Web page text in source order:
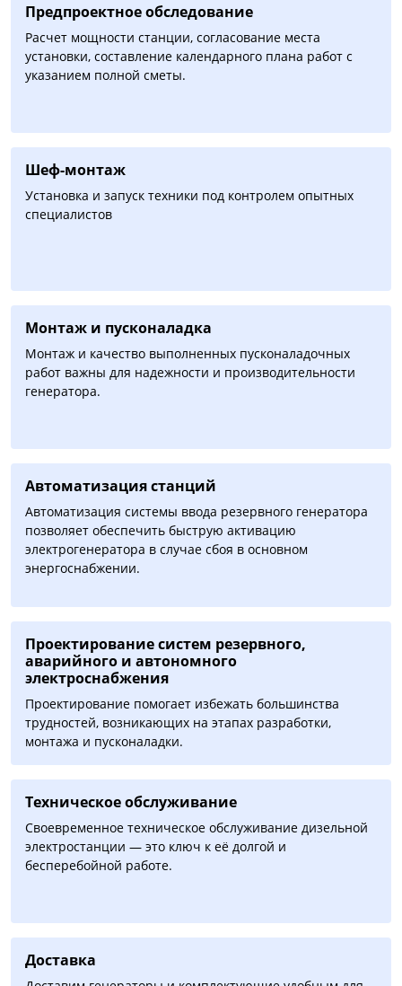
Предпроектное обследование
Расчет мощности станции, согласование места
установки, составление календарного плана работ с
указанием полной сметы.
Шеф-монтаж
Установка и запуск техники под контролем опытных
специалистов
Монтаж и пусконаладка
Монтаж и качество выполненных пусконаладочных
работ важны для надежности и производительности
генератора.
Автоматизация cтанций
Автоматизация системы ввода резервного генератора
позволяет обеспечить быструю активацию
электрогенератора в случае сбоя в основном
энергоснабжении.
Проектирование систем резервного,
аварийного и автономного
электроснабжения
Проектирование помогает избежать большинства
трудностей, возникающих на этапах разработки,
монтажа и пусконаладки.
Техническое обслуживание
Своевременное техническое обслуживание дизельной
электростанции — это ключ к её долгой и
бесперебойной работе.
Доставка